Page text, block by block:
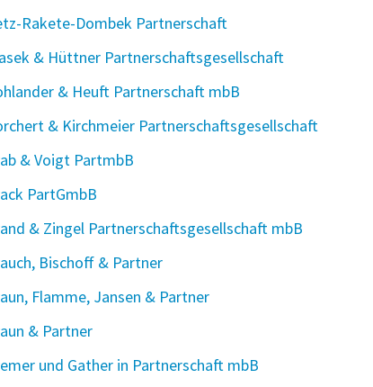
Rakete-Dombek Partnerschaft
& Hüttner Partnerschaftsgesellschaft
& Heuft Partnerschaft mbB
& Kirchmeier Partnerschaftsgesellschaft
& Voigt PartmbB
PartGmbB
& Zingel Partnerschaftsgesellschaft mbB
Bischoff & Partner
Flamme, Jansen & Partner
& Partner
und Gather in Partnerschaft mbB